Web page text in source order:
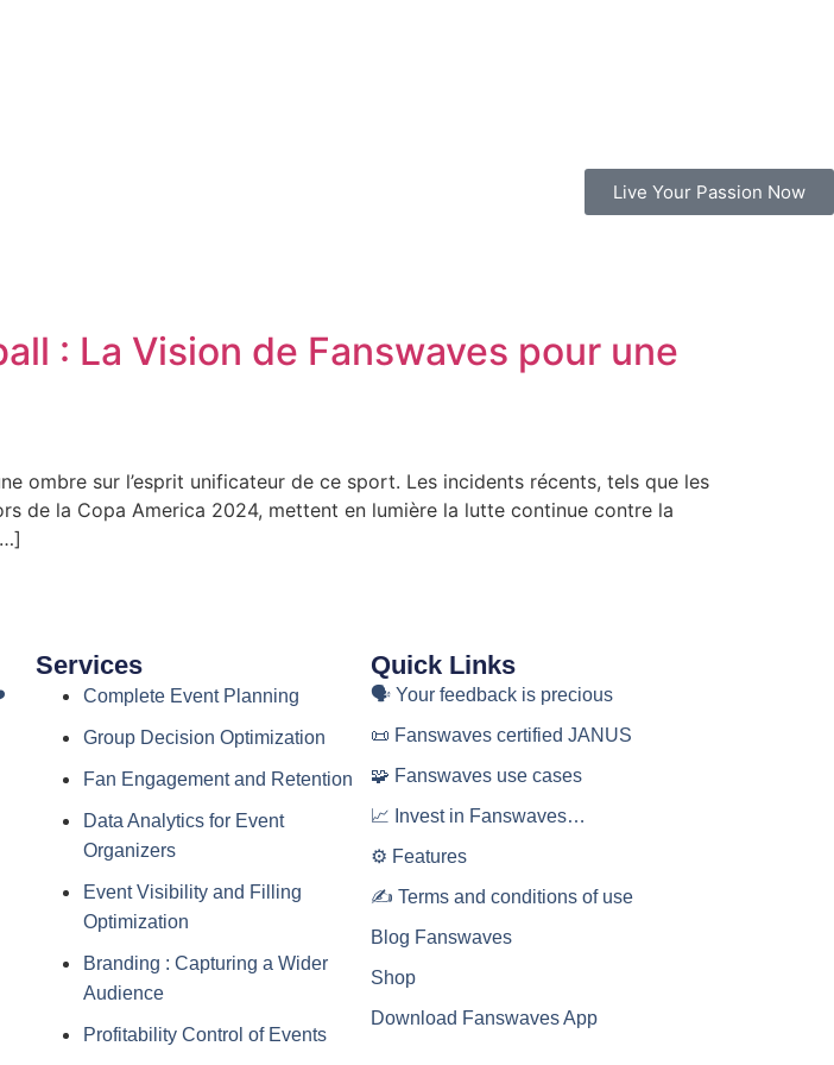
Live Your Passion Now
: La Vision de Fanswaves pour une
ombre sur l’esprit unificateur de ce sport. Les incidents récents, tels que les
de la Copa America 2024, mettent en lumière la lutte continue contre la
Services
Complete Event Planning
Group Decision Optimization
Fan Engagement and Retention
Data Analytics for Event
Organizers
Event Visibility and Filling
Optimization
Branding : Capturing a Wider
Audience
Profitability Control of Events
Quick Links
🗣 Your feedback is precious
📜 Fanswaves certified JANUS
🧩 Fanswaves use cases
📈 Invest in Fanswaves…
⚙️ Features
✍️ Terms and conditions of use
Blog Fanswaves
Shop
Download Fanswaves App